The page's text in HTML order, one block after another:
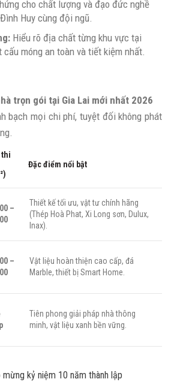
cho chất lượng và đạo đức nghề
Huy cùng đội ngũ.
Hiểu rõ địa chất từng khu vực tại
móng an toàn và tiết kiệm nhất.
trọn gói tại Gia Lai mới nhất 2026
bạch mọi chi phí, tuyệt đối không phát
thi
Đặc điểm nổi bật
–
Thiết kế tối ưu, vật tư chính hãng
(Thép Hoà Phat, Xi Long sơn, Dulux,
Inax).
–
Vật liệu hoàn thiện cao cấp, đá
Marble, thiết bị Smart Home.
Tiên phong giải pháp nhà thông
minh, vật liệu xanh bền vững.
mừng kỷ niệm 10 năm thành lập